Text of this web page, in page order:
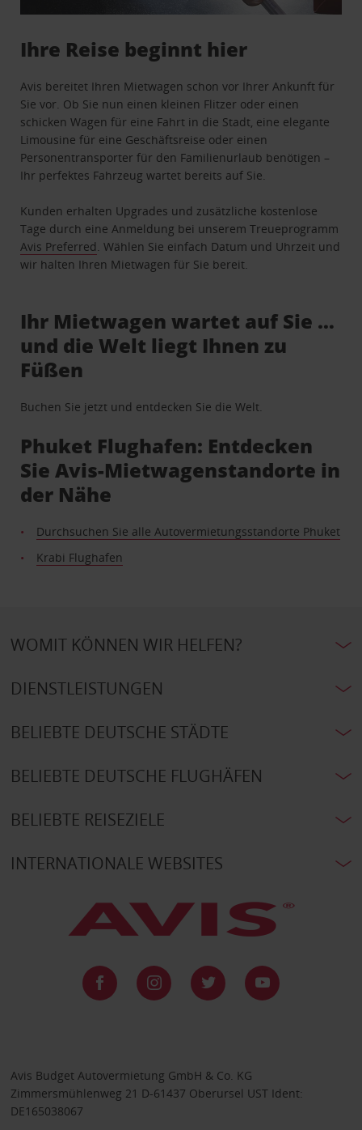
Ihre Reise beginnt hier
Avis bereitet Ihren Mietwagen schon vor Ihrer Ankunft für
Sie vor. Ob Sie nun einen kleinen Flitzer oder einen
schicken Wagen für eine Fahrt in die Stadt, eine elegante
Limousine für eine Geschäftsreise oder einen
Personentransporter für den Familienurlaub benötigen –
Ihr perfektes Fahrzeug wartet bereits auf Sie.
Kunden erhalten Upgrades und zusätzliche kostenlose
Tage durch eine Anmeldung bei unserem Treueprogramm
Avis Preferred . Wählen Sie einfach Datum und Uhrzeit und
wir halten Ihren Mietwagen für Sie bereit.
Ihr Mietwagen wartet auf Sie …
und die Welt liegt Ihnen zu
Füßen
Buchen Sie jetzt und entdecken Sie die Welt.
Phuket Flughafen: Entdecken
Sie Avis-Mietwagenstandorte in
der Nähe
Durchsuchen Sie alle Autovermietungsstandorte Phuket
Krabi Flughafen
WOMIT KÖNNEN WIR HELFEN?
DIENSTLEISTUNGEN
BELIEBTE DEUTSCHE STÄDTE
BELIEBTE DEUTSCHE FLUGHÄFEN
BELIEBTE REISEZIELE
INTERNATIONALE WEBSITES
Avis Budget Autovermietung GmbH & Co. KG
Zimmersmühlenweg 21 D-61437 Oberursel UST Ident:
DE165038067